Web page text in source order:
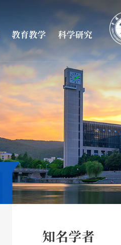
教育教学 科学研究
知名学者